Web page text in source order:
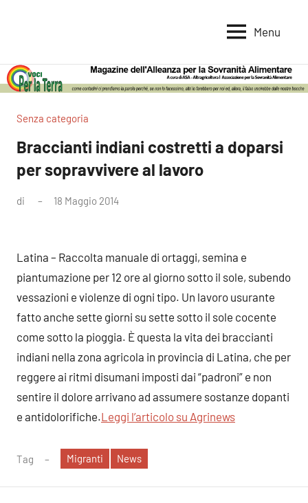
per
la
Terra
per
la
Alimentare
Menu
Senza categoria
Braccianti indiani costretti a doparsi
per sopravvivere al lavoro
di 18 Maggio 2014
Latina – Raccolta manuale di ortaggi, semina e
piantumazione per 12 ore al giorno sotto il sole, subendo
vessazioni e violenze di ogni tipo. Un lavoro usurante
fatto anche sette giorni su sette sotto il sole cocente
come sotto la pioggia. È questa la vita dei braccianti
indiani nella zona agricola in provincia di Latina, che per
reggere ai ritmi disumani imposti dai “padroni” e non
sentire il dolore arrivano ad assumere sostanze dopanti
e antidolorifiche.Leggi l’articolo su Agrinews
Tag Migranti News